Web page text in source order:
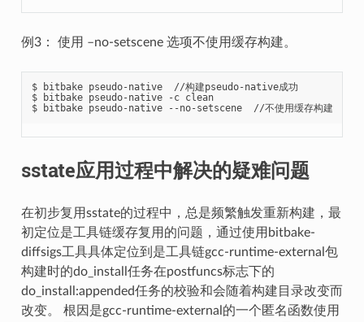
例3： 使用 –no-setscene 选项不使用缓存构建。
$ bitbake pseudo-native  //构建pseudo-native成功
$ bitbake pseudo-native -c clean
$ bitbake pseudo-native --no-setscene  //不使用缓存构建
sstate应用过程中解决的疑难问题
在初步复用sstate的过程中，总是频繁触发重新构建，最
初定位是工具链缓存复用的问题，通过使用bitbake-
diffsigs工具具体定位到是工具链gcc-runtime-external包
构建时的do_install任务在postfuncs标志下的
do_install:appended任务的校验和会随着构建目录改变而
改变。 根因是gcc-runtime-external的一个匿名函数使用